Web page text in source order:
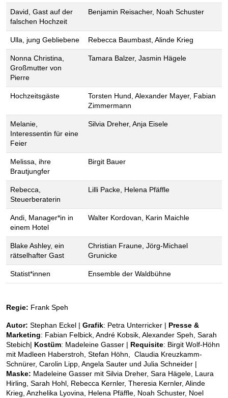
David, Gast auf der
falschen Hochzeit
Benjamin Reisacher, Noah Schuster
Ulla, jung Gebliebene Rebecca Baumbast, Alinde Krieg
Nonna Christina,
Großmutter von
Pierre
Tamara Balzer, Jasmin Hägele
Hochzeitsgäste
Torsten Hund, Alexander Mayer, Fabian
Zimmermann
Melanie,
Interessentin für eine
Feier
Silvia Dreher, Anja Eisele
Melissa, ihre
Brautjungfer
Birgit Bauer
Rebecca,
Steuerberaterin
Lilli Packe, Helena Pfäffle
Andi, Manager*in in
einem Hotel
Walter Kordovan, Karin Maichle
Blake Ashley, ein
rätselhafter Gast
Christian Fraune, Jörg-Michael
Grunicke
Statist*innen Ensemble der Waldbühne
Regie: Frank Speh
Autor: Stephan Eckel | Grafik: Petra Unterricker | Presse &
Marketing: Fabian Felbick, André Kobsik, Alexander Speh, Sarah
Stebich| Kostüm: Madeleine Gasser | Requisite: Birgit Wolf-Höhn
mit Madleen Haberstroh, Stefan Höhn,
Claudia Kreuzkamm-
Schnürer, Carolin Lipp, Angela Sauter und Julia Schneider |
Maske: Madeleine Gasser mit Silvia Dreher, Sara Hägele, Laura
Hirling, Sarah Hohl, Rebecca Kernler, Theresia Kernler, Alinde
Krieg, Anzhelika Lyovina, Helena Pfäffle, Noah Schuster, Noel